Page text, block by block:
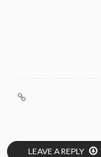
LEAVE A REPLY